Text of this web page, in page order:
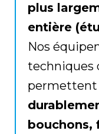
plus
entière
Nos
techniques
permettent
bouchons,